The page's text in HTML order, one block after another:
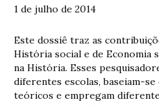
1 de julho de 2014
Este dossiê traz as
História social e de Economia
na História. Esses
diferentes escolas, baseiam-
teóricos e empregam